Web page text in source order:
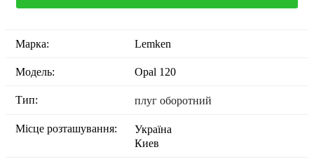
Марка: Lemken
Модель: Opal 120
Тип: плуг оборотний
Місце розташування:
Україна
Киев